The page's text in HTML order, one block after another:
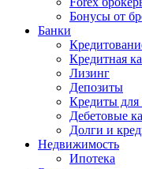
Бонусы от
Банки
Кредитная
Лизинг
Депозиты
Кредиты для
Дебетовые
Долги и
Недвижимость
Ипотека